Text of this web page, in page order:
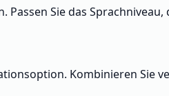
Sie das
Kombinieren Sie